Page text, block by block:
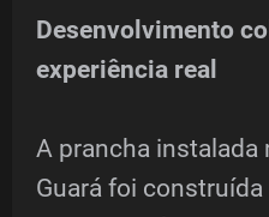
Desenvolvimento
experiência real
A prancha instalada
Guará foi